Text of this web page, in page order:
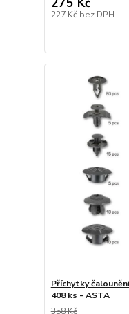
227 Kč bez DPH
Příchytky
408 ks - ASTA
358 Kč